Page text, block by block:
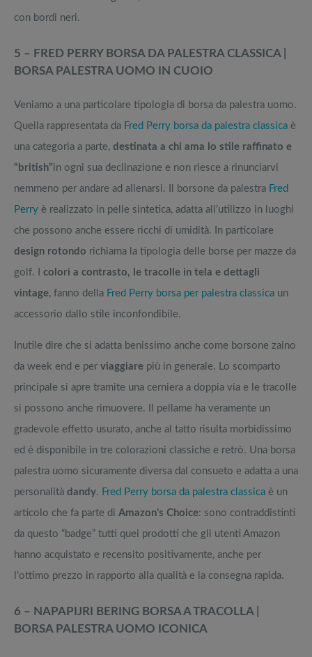
con bordi neri.
5 – FRED PERRY BORSA DA PALESTRA CLASSICA |
BORSA PALESTRA UOMO IN CUOIO
Veniamo a una particolare tipologia di borsa da palestra uomo.
Quella rappresentata da Fred Perry borsa da palestra classica è
una categoria a parte, destinata a chi ama lo stile raffinato e
“british”in ogni sua declinazione e non riesce a rinunciarvi
nemmeno per andare ad allenarsi. Il borsone da palestra Fred
Perry è realizzato in pelle sintetica, adatta all’utilizzo in luoghi
che possono anche essere ricchi di umidità. In particolare
design rotondo richiama la tipologia delle borse per mazze da
golf. I colori a contrasto, le tracolle in tela e dettagli
vintage, fanno della Fred Perry borsa per palestra classica un
accessorio dallo stile inconfondibile.
Inutile dire che si adatta benissimo anche come borsone zaino
da week end e per viaggiare più in generale. Lo scomparto
principale si apre tramite una cerniera a doppia via e le tracolle
si possono anche rimuovere. Il pellame ha veramente un
gradevole effetto usurato, anche al tatto risulta morbidissimo
ed è disponibile in tre colorazioni classiche e retrò. Una borsa
palestra uomo sicuramente diversa dal consueto e adatta a una
personalità dandy. Fred Perry borsa da palestra classica è un
articolo che fa parte di Amazon’s Choice: sono contraddistinti
da questo “badge” tutti quei prodotti che gli utenti Amazon
hanno acquistato e recensito positivamente, anche per
l’ottimo prezzo in rapporto alla qualità e la consegna rapida.
6 – NAPAPIJRI BERING BORSA A TRACOLLA |
BORSA PALESTRA UOMO ICONICA